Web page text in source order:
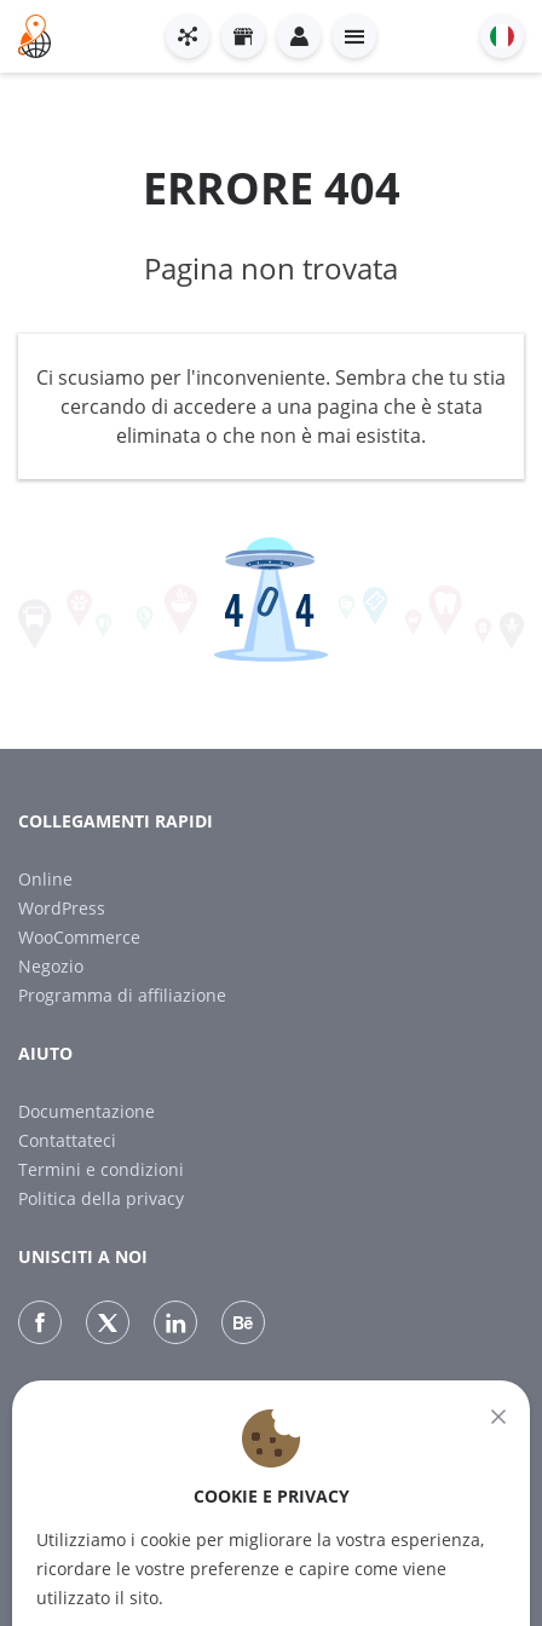
ERRORE 404
Pagina non trovata
Ci scusiamo per l'inconveniente. Sembra che tu stia
cercando di accedere a una pagina che è stata
eliminata o che non è mai esistita.
COLLEGAMENTI RAPIDI
Online
WordPress
WooCommerce
Negozio
Programma di affiliazione
AIUTO
Documentazione
Contattateci
Termini e condizioni
Politica della privacy
UNISCITI A NOI
Iscrivetevi alla nostra newsletter per ricevere le ultime notizie.
ABBONARSI
COOKIE E PRIVACY
Utilizziamo i cookie per migliorare la vostra esperienza,
ricordare le vostre preferenze e capire come viene
utilizzato il sito.